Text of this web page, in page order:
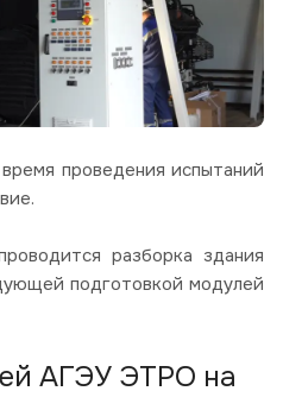
проведения испытаний
разборка здания
подготовкой модулей
АГЭУ ЭТРО на